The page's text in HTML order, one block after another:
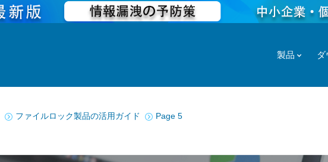
製品
ファイルロック製品の活用ガイド Page 5